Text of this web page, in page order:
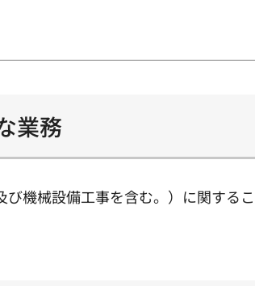
業務
機械設備工事を含む。）に関する